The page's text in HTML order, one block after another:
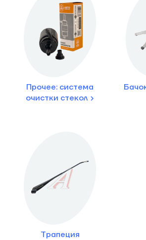
Прочее: система
очистки стекол
Трапеция